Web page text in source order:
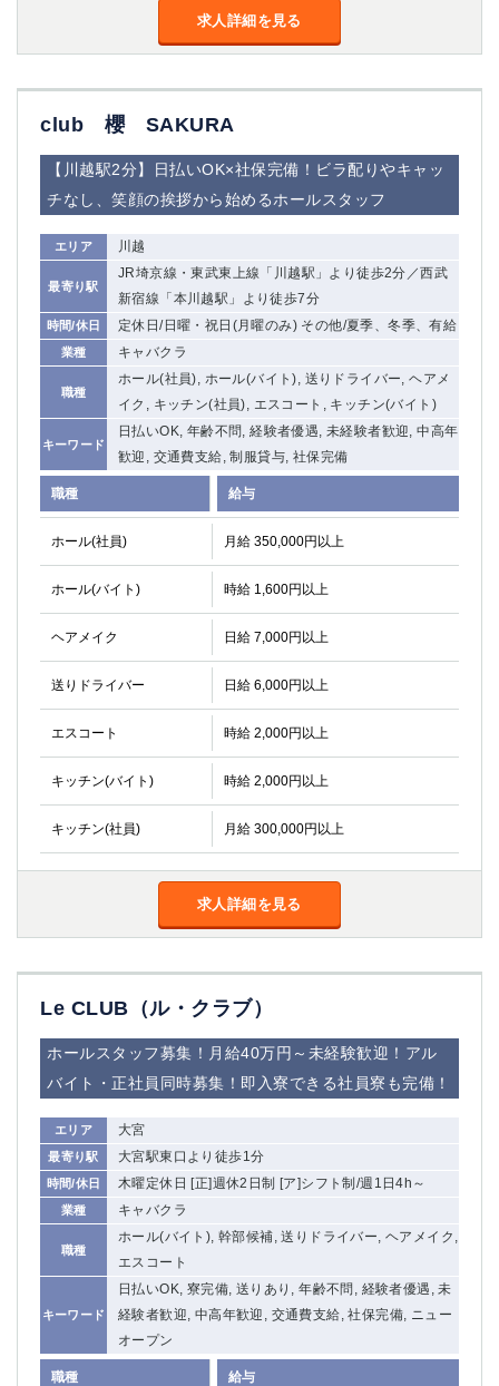
求人詳細を見る
club 櫻 SAKURA
【川越駅2分】日払いOK×社保完備！ビラ配りやキャッ
チなし、笑顔の挨拶から始めるホールスタッフ
エリア 川越
最寄り駅
JR埼京線・東武東上線「川越駅」より徒歩2分／西武
新宿線「本川越駅」より徒歩7分
時間/休日 定休日/日曜・祝日(月曜のみ) その他/夏季、冬季、有給
業種 キャバクラ
職種
ホール(社員), ホール(バイト), 送りドライバー, ヘアメ
イク, キッチン(社員), エスコート, キッチン(バイト)
キーワード
日払いOK, 年齢不問, 経験者優遇, 未経験者歓迎, 中高年
歓迎, 交通費支給, 制服貸与, 社保完備
職種 給与
ホール(社員) 月給 350,000円以上
ホール(バイト) 時給 1,600円以上
ヘアメイク 日給 7,000円以上
送りドライバー 日給 6,000円以上
エスコート 時給 2,000円以上
キッチン(バイト) 時給 2,000円以上
キッチン(社員) 月給 300,000円以上
求人詳細を見る
Le CLUB（ル・クラブ）
ホールスタッフ募集！月給40万円～未経験歓迎！アル
バイト・正社員同時募集！即入寮できる社員寮も完備！
エリア 大宮
最寄り駅 大宮駅東口より徒歩1分
時間/休日 木曜定休日 [正]週休2日制 [ア]シフト制/週1日4h～
業種 キャバクラ
職種
ホール(バイト), 幹部候補, 送りドライバー, ヘアメイク,
エスコート
キーワード
日払いOK, 寮完備, 送りあり, 年齢不問, 経験者優遇, 未
経験者歓迎, 中高年歓迎, 交通費支給, 社保完備, ニュー
オープン
職種 給与